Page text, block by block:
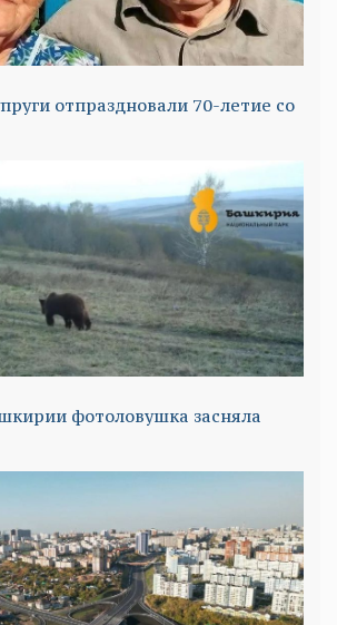
отпраздновали 70-летие со
фотоловушка засняла